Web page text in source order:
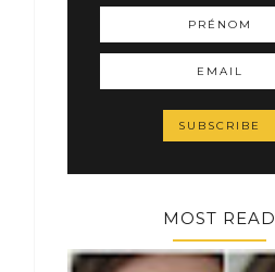
MOST READ